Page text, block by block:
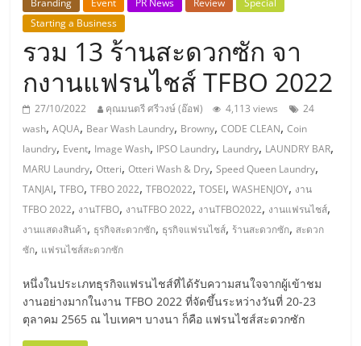
เอ
ส
เอ็
มอี
ไทย,
SMEs,
แฟ
Branding Event PR News Review
Special
Starting a Business
รวม 13 ร้านสะดวกซัก จา
กงานแฟรนไชส์ TFBO 2022
27/10/2022 คุณมนตรี ศรีวงษ์ (อ๊อฟ) 4,113 views
24
wash,AQUA, Bear Wash Laundry, Browny,CODE CLEAN,Coin
laundry, Event, Image Wash, IPSO Laundry, Laundry, LAUNDRY BAR,
MARU Laundry,Otteri,Otteri Wash & Dry,Speed Queen Laundry,
TANJAI,TFBO,TFBO 2022,TFBO2022,TOSEI,WASHENJOY, งาน
TFBO 2022, งานTFBO, งานTFBO 2022, งานTFBO2022, งานแฟรนไชส์,
งานแสดงสินค้า, ธุรกิจสะดวกซัก, ธุรกิจแฟรนไชส์, ร้านสะดวกซัก, สะดวก
ซัก, แฟรนไชส์สะดวกซัก
หนึ่งในประเภทธุรกิจแฟรนไชส์ที่ได้รับความสนใจจากผู้เข้าชม
งานอย่างมากในงาน TFBO 2022 ที่จัดขึ้นระหว่างวันที่ 20-23
ตุลาคม 2565 ณ ไบเทคฯ บางนา ก็คือ แฟรนไชส์สะดวกซัก